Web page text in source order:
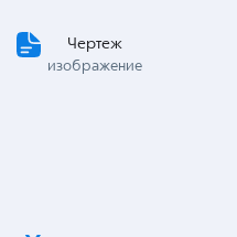
Чертеж
изображение